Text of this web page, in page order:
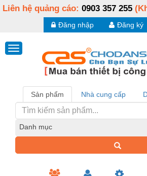
Liên hệ quảng cáo: 0903 357 255
Đăng ký
Đăng nhập
Sản phẩm Nhà cung cấp
Danh mục